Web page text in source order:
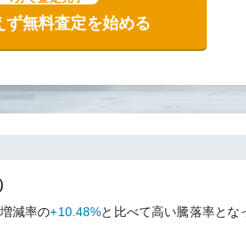
ず無料査定を始める
）
減率の+10.48%と比べて高い騰落率とな